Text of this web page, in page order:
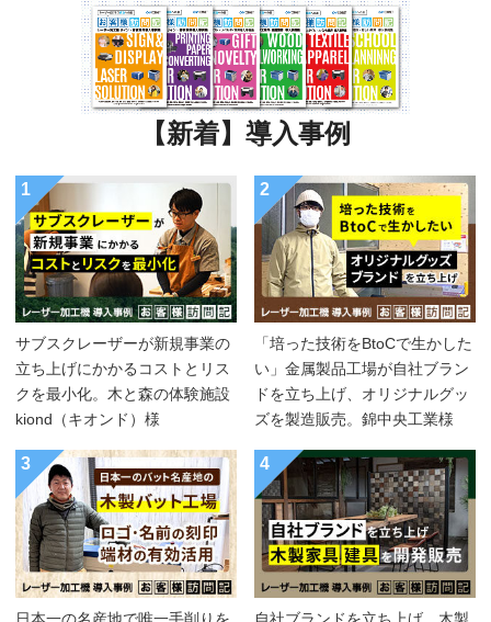
【新着】導入事例
1
サブスクレーザーが新規事業の
立ち上げにかかるコストとリス
クを最小化。木と森の体験施設
kiond（キオンド）様
2
「培った技術をBtoCで生かした
い」金属製品工場が自社ブラン
ドを立ち上げ、オリジナルグッ
ズを製造販売。錦中央工業様
3 4